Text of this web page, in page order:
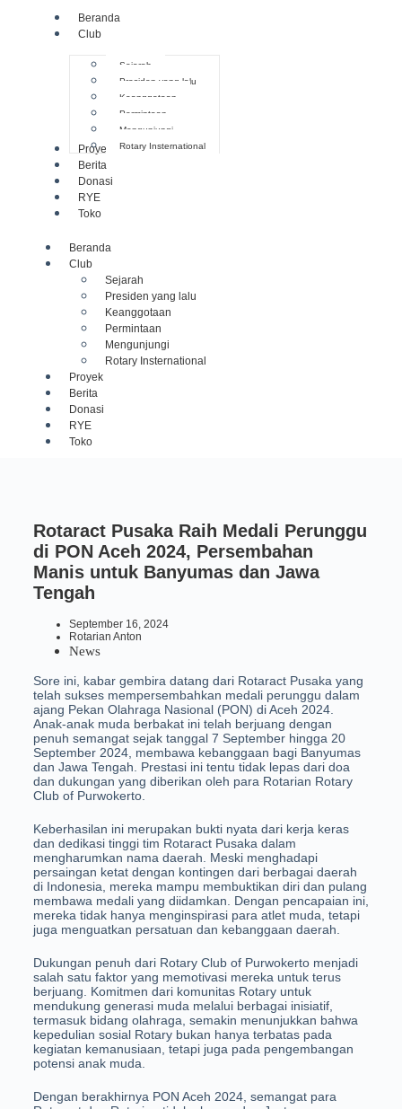
Beranda
Club
Sejarah
Presiden yang lalu
Keanggotaan
Permintaan
Mengunjungi
Rotary Insternational
Proyek
Berita
Donasi
RYE
Toko
Beranda
Club
Sejarah
Presiden yang lalu
Keanggotaan
Permintaan
Mengunjungi
Rotary Insternational
Proyek
Berita
Donasi
RYE
Toko
Rotaract Pusaka Raih Medali Perunggu
di PON Aceh 2024, Persembahan
Manis untuk Banyumas dan Jawa
Tengah
September 16, 2024
Rotarian Anton
News
Sore ini, kabar gembira datang dari Rotaract Pusaka yang
telah sukses mempersembahkan medali perunggu dalam
ajang Pekan Olahraga Nasional (PON) di Aceh 2024.
Anak-anak muda berbakat ini telah berjuang dengan
penuh semangat sejak tanggal 7 September hingga 20
September 2024, membawa kebanggaan bagi Banyumas
dan Jawa Tengah. Prestasi ini tentu tidak lepas dari doa
dan dukungan yang diberikan oleh para Rotarian Rotary
Club of Purwokerto.
Keberhasilan ini merupakan bukti nyata dari kerja keras
dan dedikasi tinggi tim Rotaract Pusaka dalam
mengharumkan nama daerah. Meski menghadapi
persaingan ketat dengan kontingen dari berbagai daerah
di Indonesia, mereka mampu membuktikan diri dan pulang
membawa medali yang diidamkan. Dengan pencapaian ini,
mereka tidak hanya menginspirasi para atlet muda, tetapi
juga menguatkan persatuan dan kebanggaan daerah.
Dukungan penuh dari Rotary Club of Purwokerto menjadi
salah satu faktor yang memotivasi mereka untuk terus
berjuang. Komitmen dari komunitas Rotary untuk
mendukung generasi muda melalui berbagai inisiatif,
termasuk bidang olahraga, semakin menunjukkan bahwa
kepedulian sosial Rotary bukan hanya terbatas pada
kegiatan kemanusiaan, tetapi juga pada pengembangan
potensi anak muda.
Dengan berakhirnya PON Aceh 2024, semangat para